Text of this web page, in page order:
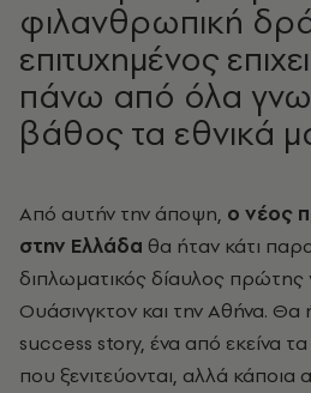
φιλανθρωπική
επιτυχημένος
πάνω από όλα
βάθος τα εθνικά
Από αυτήν την άποψη, ο νέος
στην Ελλάδα θα ήταν κάτι
διπλωματικός δίαυλος
Ουάσινγκτον και την Αθήνα. Θα
success story, ένα από εκείνα
που ξενιτεύονται, αλλά